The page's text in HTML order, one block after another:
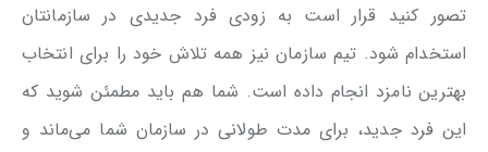
تصور کنید قرار است به زودی فرد جدیدی در سازمانتان
استخدام شود. تیم سازمان نیز همه تلاش خود را برای انتخاب
بهترین نامزد انجام داده است. شما هم باید مطمئن شوید که
این فرد جدید، برای مدت طولانی در سازمان شما می‌ماند و